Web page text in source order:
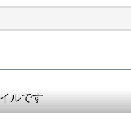
ルです